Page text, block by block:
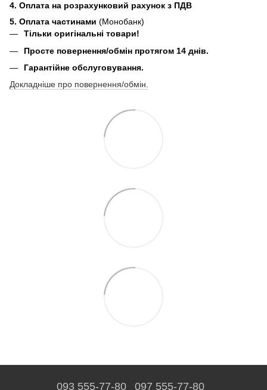
4. Оплата на розрахунковий рахунок з ПДВ
5. Оплата частинами (Монобанк)
Тільки оригінальні товари!
Просте повернення/обмін протягом 14 днів.
Гарантійне обслуговування.
Докладніше про повернення/обмін.
093 555-77-80 097 555-77-80